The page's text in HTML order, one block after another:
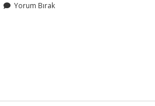
Yorum Bırak